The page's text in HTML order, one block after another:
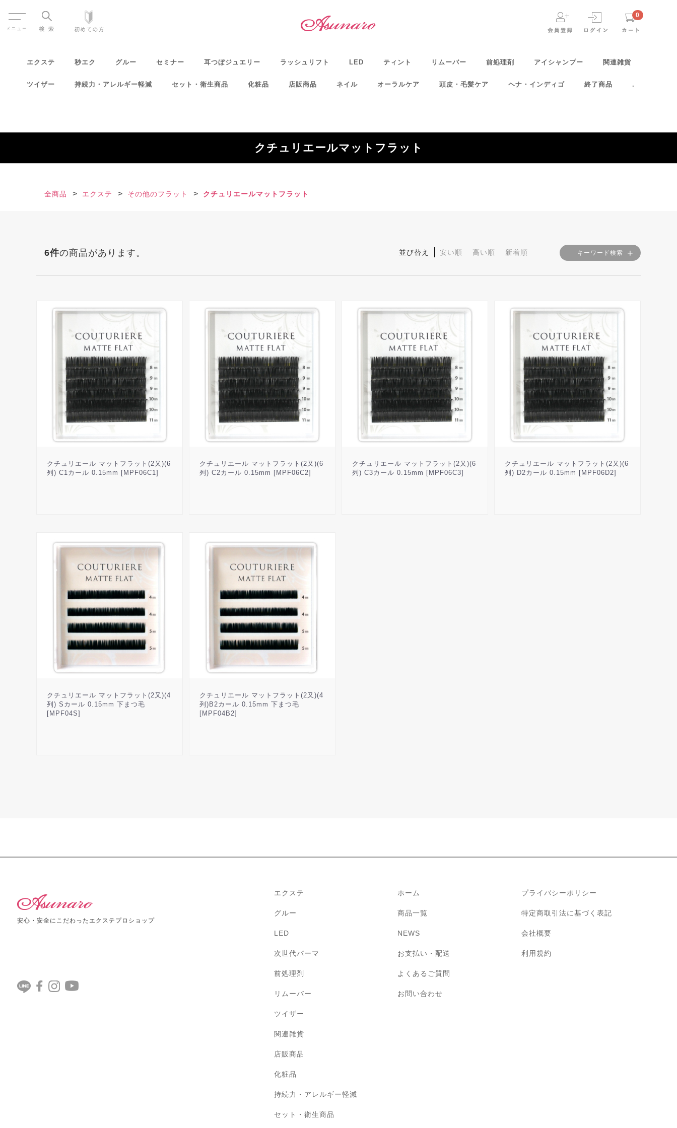
0
エクステ 秒エク グルー セミナー 耳つぼジュエリー ラッシュリフト LED ティント リムーバー 前処理剤 アイシャンプー 関連雑貨
ツイザー 持続力・アレルギー軽減 セット・衛生商品 化粧品 店販商品 ネイル オーラルケア 頭皮・毛髪ケア ヘナ・インディゴ 終了商品 .
Menu
クチュリエールマットフラット
全商品 エクステ その他のフラット クチュリエールマットフラット
6件の商品があります。 並び替え 安い順 高い順 新着順 キーワード検索
クチュリエール マットフラット(2又)(6
列) C1カール 0.15mm [MPF06C1]
クチュリエール マットフラット(2又)(6
列) C2カール 0.15mm [MPF06C2]
クチュリエール マットフラット(2又)(6
列) C3カール 0.15mm [MPF06C3]
クチュリエール マットフラット(2又)(6
列) D2カール 0.15mm [MPF06D2]
クチュリエール マットフラット(2又)(4
列) Sカール 0.15mm 下まつ毛
[MPF04S]
クチュリエール マットフラット(2又)(4
列)B2カール 0.15mm 下まつ毛
[MPF04B2]
安心・安全にこだわったエクステプロショップ
エクステ
グルー
LED
次世代パーマ
前処理剤
リムーバー
ツイザー
関連雑貨
店販商品
化粧品
持続力・アレルギー軽減
セット・衛生商品
ホーム
商品一覧
NEWS
お支払い・配送
よくあるご質問
お問い合わせ
プライバシーポリシー
特定商取引法に基づく表記
会社概要
利用規約